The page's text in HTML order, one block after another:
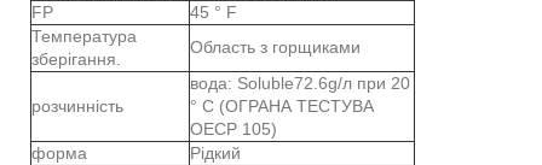
FP
45 ° F
Температура
зберігання.
Область з горщиками
розчинність
вода: Soluble72.6g/л при 20
° C (ОГРАНА ТЕСТУВА
ОЕСР 105)
форма
Рідкий